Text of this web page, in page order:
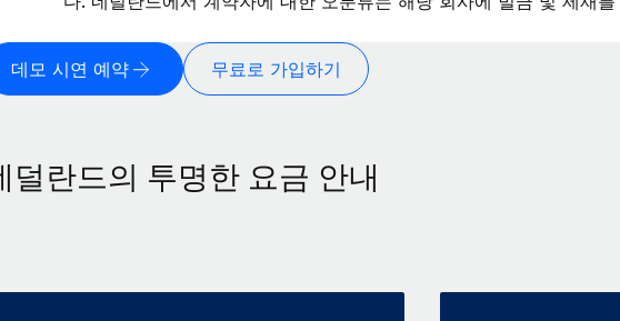
데모 시연 예약 무료로 가입하기
덜란드의 투명한 요금 안내